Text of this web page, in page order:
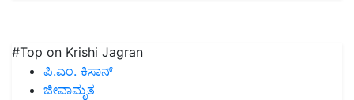
#Top on Krishi Jagran
ಪಿ.ಎಂ. ಕಿಸಾನ್
ಜೀವಾಮೃತ